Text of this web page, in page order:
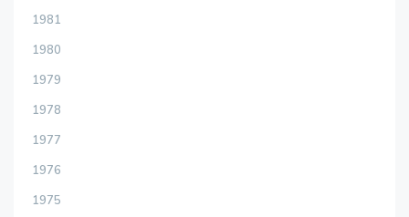
1981
1980
1979
1978
1977
1976
1975